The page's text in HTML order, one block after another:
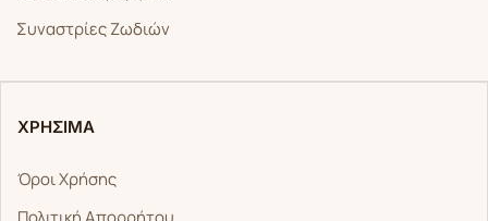
Συναστρίες Ζωδιών
ΧΡΗΣΙΜΑ
Όροι Χρήσης